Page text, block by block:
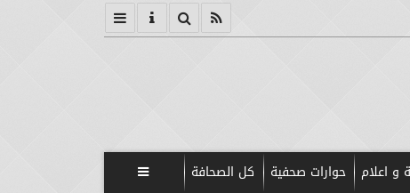
و اعلام حوارات صحفية كل الصحافة 